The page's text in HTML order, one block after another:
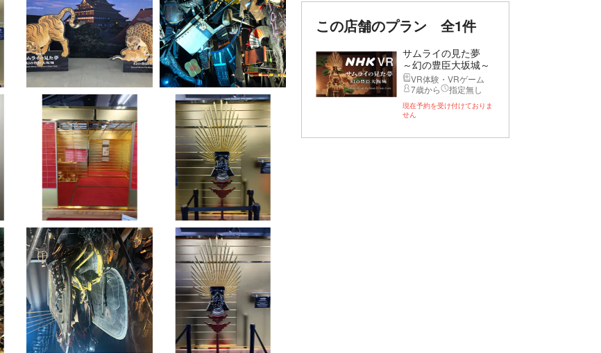
この店舗のプラン 全1件
サムライの見た夢
～幻の豊臣大坂城～
VR体験・VRゲーム
7歳から
指定無し
現在予約を受け付けておりま
せん